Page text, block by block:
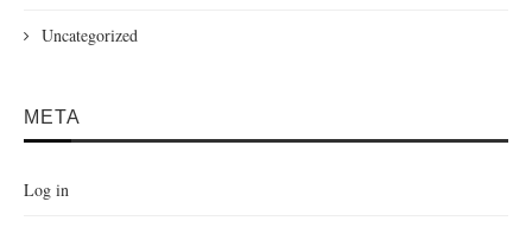
Uncategorized
META
Log in